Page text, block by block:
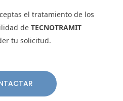
el tratamiento de los
de TECNOTRAMIT
tu solicitud.